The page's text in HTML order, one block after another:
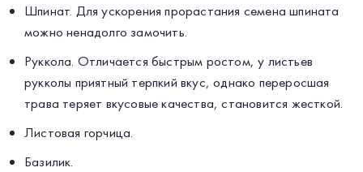
Шпинат. Для ускорения прорастания семена шпината
можно ненадолго замочить.
Руккола. Отличается быстрым ростом, у листьев
рукколы приятный терпкий вкус, однако переросшая
трава теряет вкусовые качества, становится жесткой.
Листовая горчица.
Базилик.